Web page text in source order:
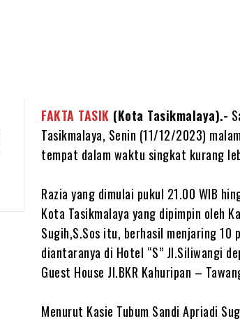
FAKTA TASIK (Kota Tasikmalaya).-
Tasikmalaya, Senin (11/12/2023)
tempat dalam waktu singkat kurang
Razia yang dimulai pukul 21.00 WIB
Kota Tasikmalaya yang dipimpin oleh
Sugih,S.Sos itu, berhasil menjaring 10
diantaranya di Hotel “S” Jl.Siliwangi
Guest House Jl.BKR Kahuripan –
Menurut Kasie Tubum Sandi Apriadi